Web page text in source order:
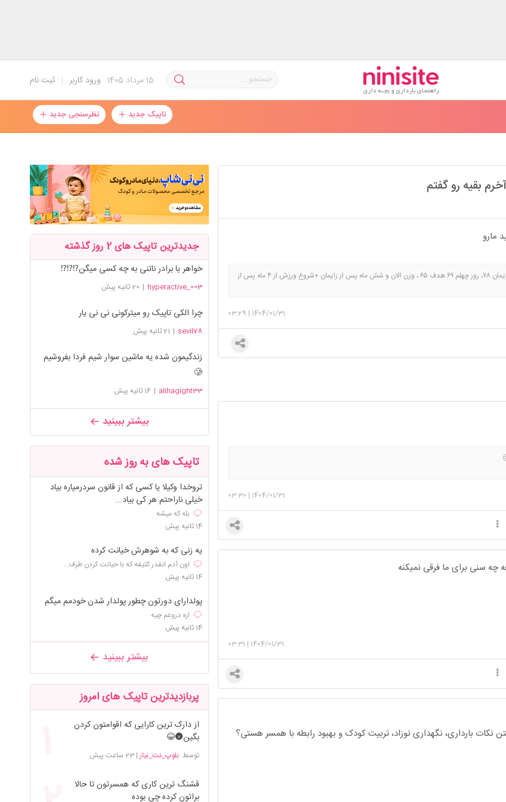
ثبت نام | ورود کاربر 15مرداد 1405
تاپیک جدید نظرسنجی جدید
بقیه رو گفتم
مارو
وزن بارداری ۸۶ ، بلافاصله بعد زایمان ۷۸، روز چهلم ۶۹ هدف ۶۵ ، وزن الان و شش ماه پس از زایمان +شروع ورزش از ۴ ماه پس از
1404/01/31
|
03:29
1404/01/31
|
03:30
سنی برای ما فرقی نمیکنه
1404/01/31
|
03:31
نکات بارداری، نگهداری نوزاد، تربیت کودک و بهبود رابطه با همسر هستی؟
جدیدترین تاپیک های 2 روز گذشته
خواهر یا برادر ناتنی به چه کسی میگن⁉️⁉️⁉️
hyperactive_003
| 20 ثانیه پیش
چرا الکی تاپیک رو میترکونی نی نی یار
sevil78
| 21 ثانیه پیش
زندگیمون شده یه ماشین سوار شیم فردا بفروشیم
🥲
alihagight33
| 16 ثانیه پیش
بیشتر ببینید
تاپیک های به روز شده
تروخدا وکیلا یا کسی که از قانون سردرمیاره بیاد
خیلی ناراحتم هر کی بیاد...
بله که میشه
14 ثانیه پیش
یه زنی که به شوهرش خیانت کرده
اون آدم انقدر کثیفه که با خیانت کردن طرف...
14 ثانیه پیش
پولدارای دورتون چطور پولدار شدن خودمم میگم
اره دروغم چیه
14 ثانیه پیش
بیشتر ببینید
پربازدیدترین تاپیک های امروز
از دارک ترین کارایی که اقوامتون کردن
بگین🌚😂
توسطبلوپ_نت_نیاز|23 ساعت پیش
قشنگ ترین کاری که همسرتون تا حالا
براتون کرده چی بوده